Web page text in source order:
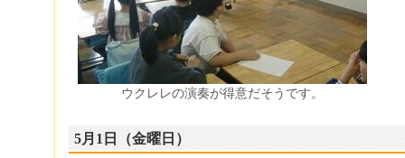
ウクレレの演奏が得意だそうです。
5月1日（金曜日）